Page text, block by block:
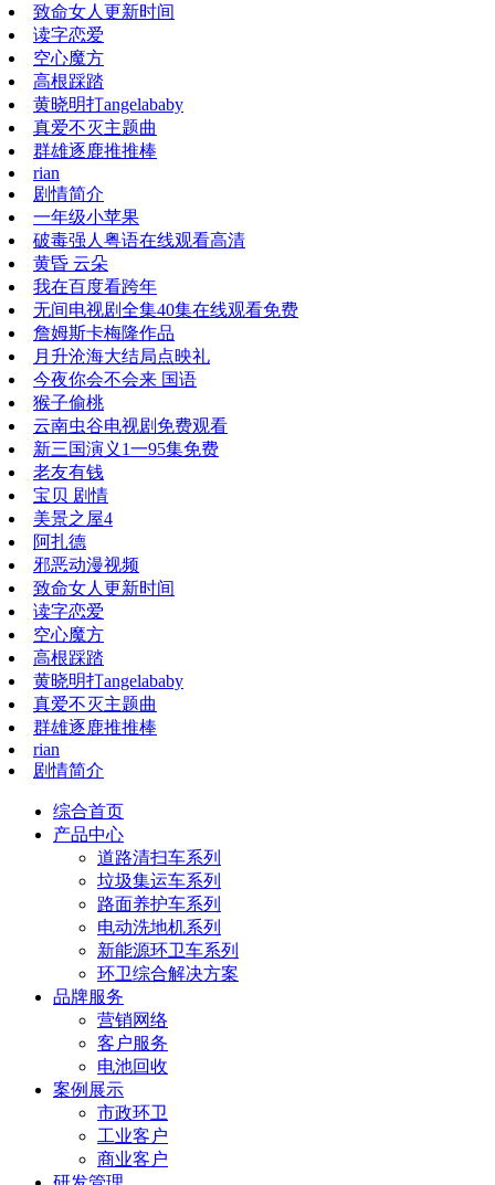
致命女人更新时间
读字恋爱
空心魔方
高根踩踏
黄晓明打angelababy
真爱不灭主题曲
群雄逐鹿推推棒
rian
剧情简介
一年级小苹果
破毒强人粤语在线观看高清
黄昏 云朵
我在百度看跨年
无间电视剧全集40集在线观看免费
詹姆斯卡梅隆作品
月升沧海大结局点映礼
今夜你会不会来 国语
猴子偷桃
云南虫谷电视剧免费观看
新三国演义1一95集免费
老友有钱
宝贝 剧情
美景之屋4
阿扎德
邪恶动漫视频
致命女人更新时间
读字恋爱
空心魔方
高根踩踏
黄晓明打angelababy
真爱不灭主题曲
群雄逐鹿推推棒
rian
剧情简介
综合首页
产品中心
道路清扫车系列
垃圾集运车系列
路面养护车系列
电动洗地机系列
新能源环卫车系列
环卫综合解决方案
品牌服务
营销网络
客户服务
电池回收
案例展示
市政环卫
工业客户
商业客户